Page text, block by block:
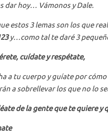
dar hoy… Vámonos y Dale.
estos 3 lemas son los que
y…como tal te daré 3
cuídate y respétate,
a tu cuerpo y guíate por
a sobrellevar los que no lo
de la gente que te quiere y